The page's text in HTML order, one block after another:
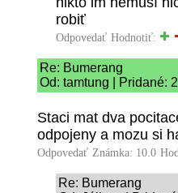
robiť
Odpovedať Hodnotiť:
Re: Bumerang
Od: tamtung | Pridané:
Staci mat dva
odpojeny a mozu si
Odpovedať Známka: 10.0
Re: Bumerang